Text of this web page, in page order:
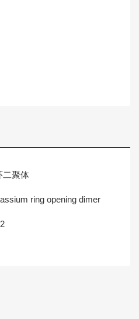
二聚体
ring opening dimer